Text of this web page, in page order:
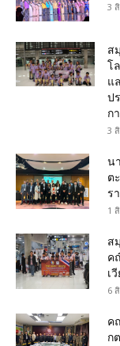
3
ส
โ
แ
ป
ก
3
น
ต
ร
1
ส
ค
เ
6
ค
ก